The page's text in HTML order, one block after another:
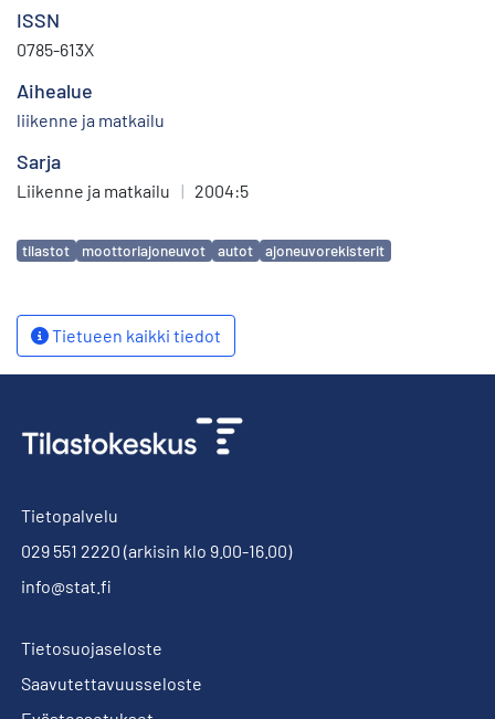
ISSN
0785-613X
Aihealue
liikenne ja matkailu
Sarja
Liikenne ja matkailu | 2004:5
Avainsanat
tilastot moottoriajoneuvot autot ajoneuvorekisterit
Tietueen kaikki tiedot
Tietopalvelu
029 551 2220 (arkisin klo 9.00-16.00)
info@stat.fi
Tietosuojaseloste
Saavutettavuusseloste